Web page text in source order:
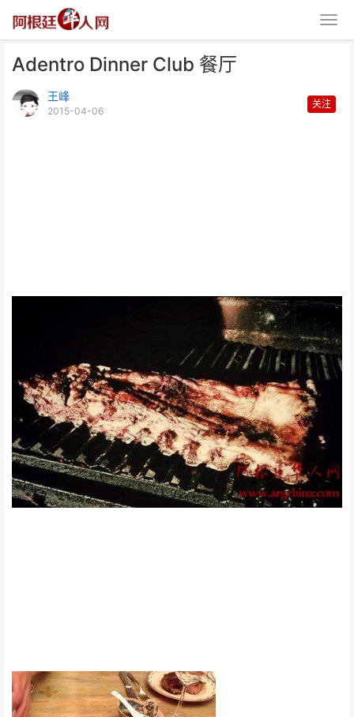
Adentro Dinner Club 餐厅
王峰
2015-04-06
关注